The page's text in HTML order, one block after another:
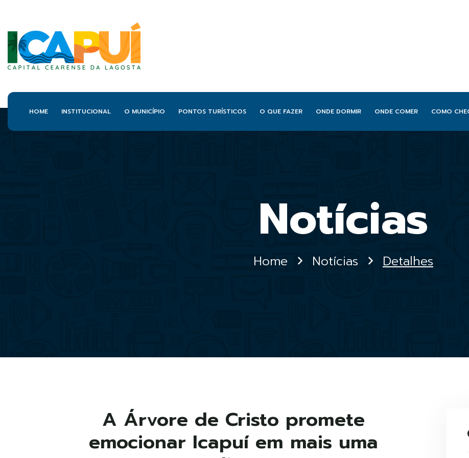
HOME INSTITUCIONAL O MUNICÍPIO PONTOS TURÍSTICOS O QUE FAZER ONDE DORMIR ONDE COMER COMO
Notícias
Home Notícias Detalhes
A Árvore de Cristo promete
emocionar Icapuí em mais uma